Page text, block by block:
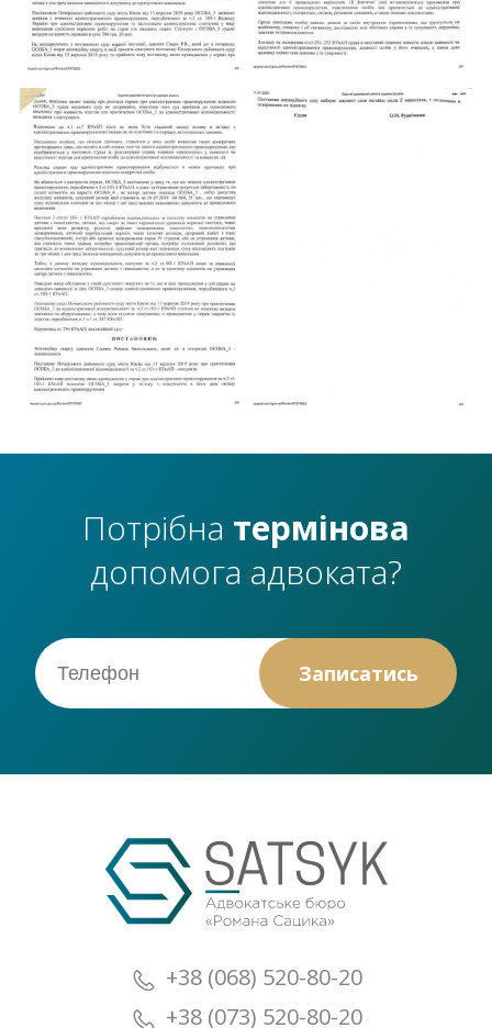
Потрібна термінова
допомога адвоката?
+38 (068) 520-80-20
+38 (073) 520-80-20